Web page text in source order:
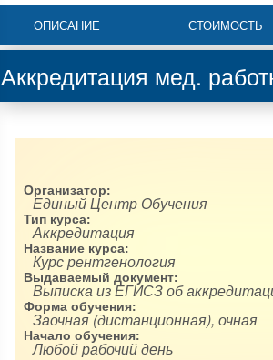
ОПИСАНИЕ СТОИМОСТЬ
Аккредитация мед.
Организатор:
Единый Центр Обучения
Тип курса:
Аккредитация
Название курса:
Курс рентгенология
Выдаваемый документ:
Выписка из ЕГИСЗ об
Форма обучения:
Заочная (дистанционная), очная
Начало обучения:
Любой рабочий день